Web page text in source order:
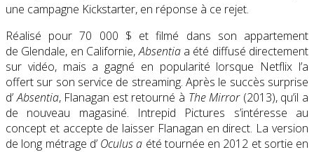
une campagne Kickstarter, en réponse à ce rejet.
Réalisé pour 70 000 $ et filmé dans son appartement
de Glendale, en Californie,Absentiaa été diffusé directement
sur vidéo, mais a gagné en popularité lorsque Netflix l’a
offert sur son service de streaming. Après le succès surprise
d’Absentia, Flanagan est retourné à The Mirror(2013), qu’il a
de nouveau magasiné. Intrepid Pictures s’intéresse au
concept et accepte de laisser Flanagan en direct. La version
de long métrage d’ Oculus a été tournée en 2012 et sortie en